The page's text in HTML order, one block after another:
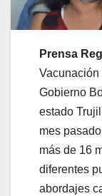
Prensa
Vacunación
Gobierno
estado
mes
más de 16
diferentes
abordajes